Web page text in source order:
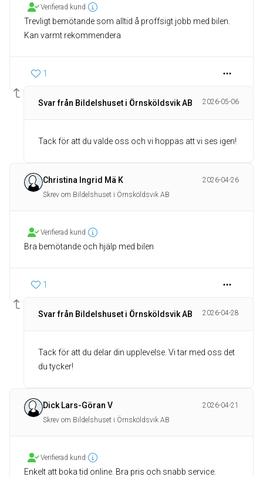
Verifierad kund
Trevligt bemötande som alltid å proffsigt jobb med bilen.
Kan varmt rekommendera
1
Svar från Bildelshuset i Örnsköldsvik AB 2026-05-06
Tack för att du valde oss och vi hoppas att vi ses igen!
Christina Ingrid Mä K
2026-04-26
Skrev om Bildelshuset i Örnsköldsvik AB
Verifierad kund
Bra bemötande och hjälp med bilen
1
Svar från Bildelshuset i Örnsköldsvik AB 2026-04-28
Tack för att du delar din upplevelse. Vi tar med oss det
du tycker!
Dick Lars-Göran V
2026-04-21
Skrev om Bildelshuset i Örnsköldsvik AB
Verifierad kund
Enkelt att boka tid online. Bra pris och snabb service.